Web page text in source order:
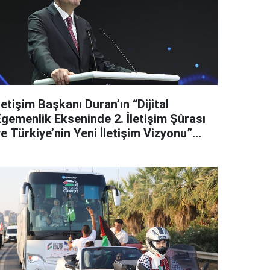
Başkanı Duran’ın “Dijital
Ekseninde 2. İletişim Şûrası
Türkiye’nin Yeni İletişim Vizyonu”